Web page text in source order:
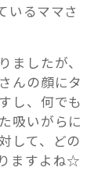
いるママさ
ましたが、
んの顔にタ
し、何でも
吸いがらに
して、どの
ますよね☆